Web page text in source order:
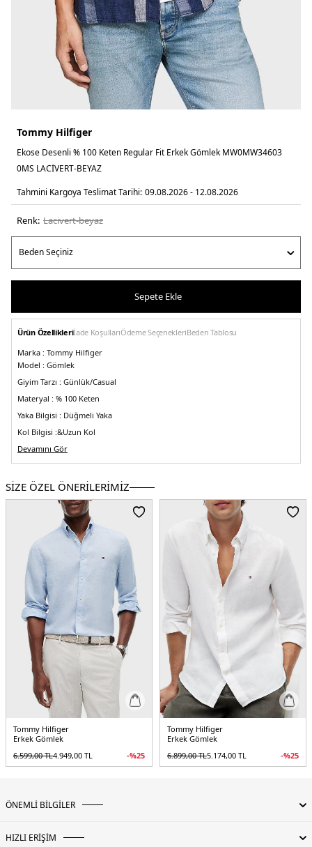
Tommy Hilfiger
Ekose Desenli % 100 Keten Regular Fit Erkek Gömlek MW0MW34603
0MS LACİVERT-BEYAZ
Tahmini Kargoya Teslimat Tarihi: 09.08.2026 - 12.08.2026
Renk: laci̇vert-beyaz
Sepete Ekle
Ürün Özellikleriİade KoşullarıÖdeme SeçenekleriBeden Tablosu
Marka : Tommy Hilfiger
Model : Gömlek
Giyim Tarzı : Günlük/Casual
Materyal : % 100 Keten
Yaka Bilgisi : Düğmeli Yaka
Kol Bilgisi :&Uzun Kol
Kalıp Bilgisi :Regular Fit
Manken Ölçüsü :&Boy : 1.86 cm / Beden : M
3DE1MW0MW346030MS.475
Devamını Gör
SİZE ÖZEL ÖNERİLERİMİZ
Tommy Hilfiger
Erkek Gömlek
6.599,00TL4.949,00 TL -%25
Tommy Hilfiger
Erkek Gömlek
6.899,00TL5.174,00 TL -%25
ÖNEMLİ BİLGİLER
HIZLI ERİŞİM